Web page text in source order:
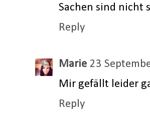
Sachen sind nicht
Reply
Marie 23
Mir gefällt leider
Reply